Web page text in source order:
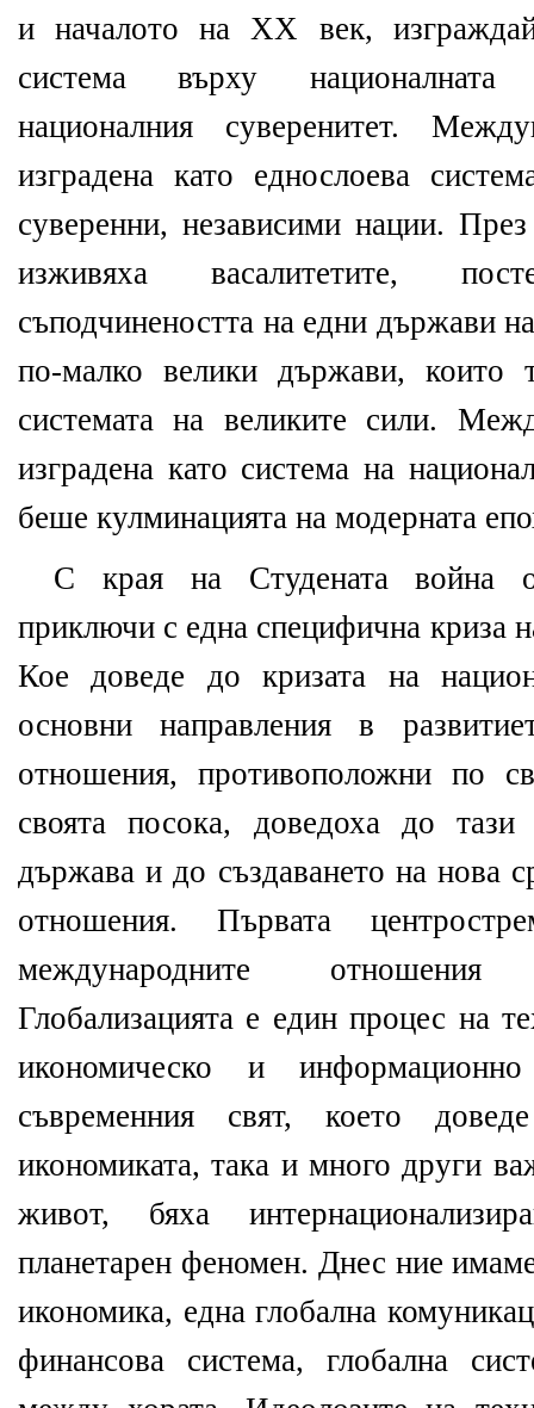
и началото на XX век,
система върху националната
националния суверенитет.
изградена като еднослоева
суверенни, независими нации.
изживяха васалитетите,
съподчинеността на едни държави
по-малко велики държави,
системата на великите сили.
изградена като система на
беше кулминацията на модерната
С края на Студената война
приключи с една специфична криза
Кое доведе до кризата на
основни направления в
отношения, противоположни по
своята посока, доведоха до тази
държава и до създаването на нова
отношения. Първата
международните
Глобализацията е един процес на
икономическо и
съвременния свят, което
икономиката, така и много други
живот, бяха
планетарен феномен. Днес ние
икономика, една глобална
финансова система, глобална